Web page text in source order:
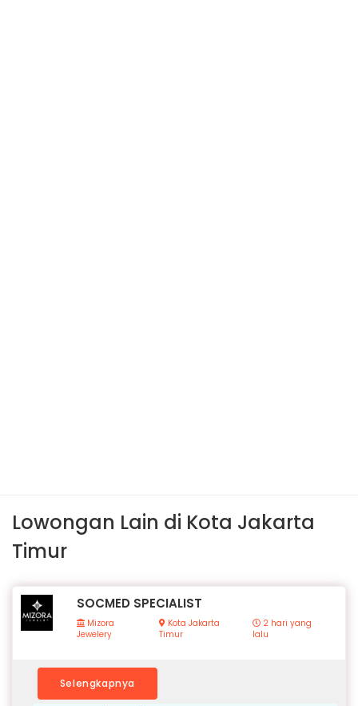
Lowongan Lain di Kota Jakarta
Timur
SOCMED SPECIALIST
Mizora
Jewelery
Kota Jakarta
Timur
2 hari yang
lalu
Selengkapnya